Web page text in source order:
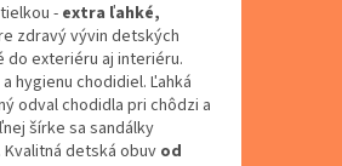
- extra ľahké,
zdravý vývin detských
do exteriéru aj interiéru.
hygienu chodidiel. Ľahká
odval chodidla pri chôdzi a
šírke sa sandálky
detská obuvod